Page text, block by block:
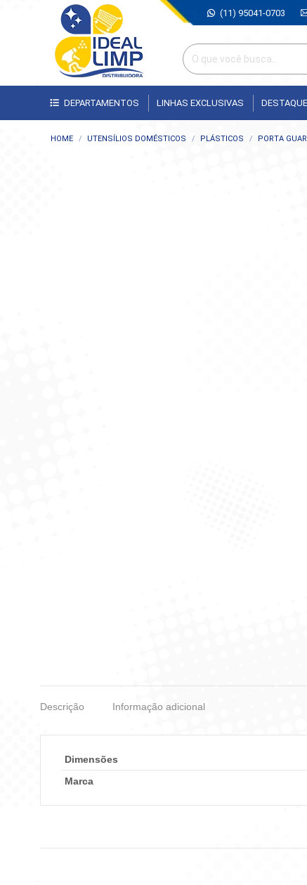
(11) 95041-0703
DEPARTAMENTOS LINHAS EXCLUSIVAS
Você está aqui:
HOME UTENSÍLIOS DOMÉSTICOS PLÁSTICOS PORTA
Descrição Informação adicional
Dimensões
Marca